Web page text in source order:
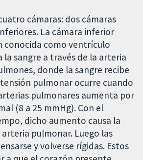
cámaras: dos cámaras
La cámara inferior
conocida como ventrículo
la sangre a través de la arteria
donde la sangre recibe
pulmonar ocurre cuando
pulmonares aumenta por
(8 a 25 mmHg). Con el
dicho aumento causa la
pulmonar. Luego las
y volverse rígidas. Estos